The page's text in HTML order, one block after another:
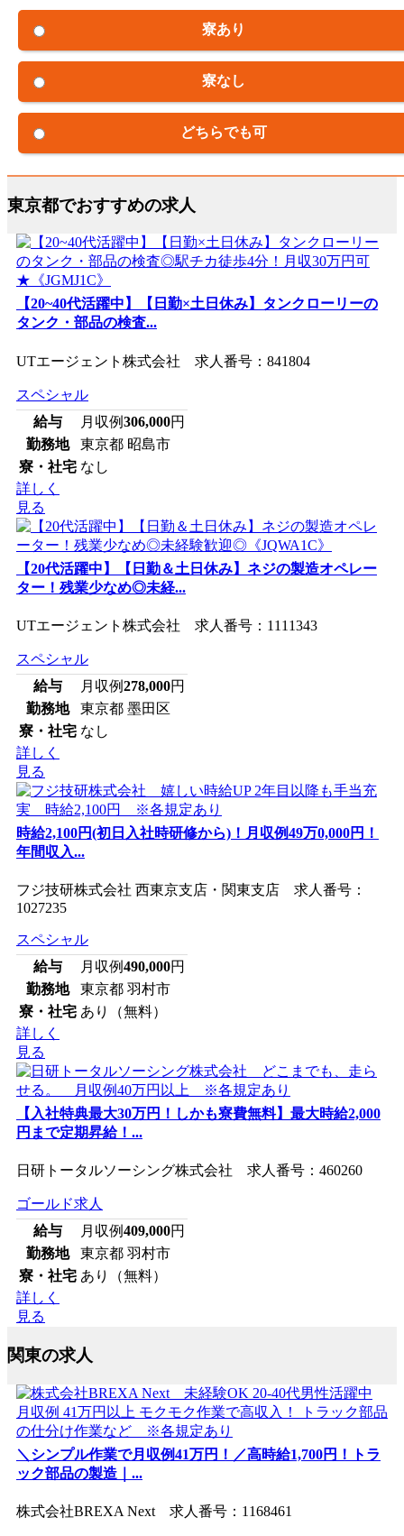
寮あり
寮なし
どちらでも可
東京都でおすすめの求人
【20~40代活躍中】【日勤×土日休み】タンクローリーの
タンク・部品の検査...
UTエージェント株式会社 求人番号：841804
スペシャル
給与
月収例306,000円
勤務地
東京都 昭島市
寮・社宅 なし
詳しく
見る
【20代活躍中】【日勤＆土日休み】ネジの製造オペレー
ター！残業少なめ◎未経...
UTエージェント株式会社 求人番号：1111343
スペシャル
給与
月収例278,000円
勤務地
東京都 墨田区
寮・社宅 なし
詳しく
見る
時給2,100円(初日入社時研修から)！月収例49万0,000円！
年間収入...
フジ技研株式会社 西東京支店・関東支店 求人番号：
1027235
スペシャル
給与
月収例490,000円
勤務地
東京都 羽村市
寮・社宅 あり（無料）
詳しく
見る
【入社特典最大30万円！しかも寮費無料】最大時給2,000
円まで定期昇給！...
日研トータルソーシング株式会社 求人番号：460260
ゴールド求人
給与
月収例409,000円
勤務地
東京都 羽村市
寮・社宅 あり（無料）
詳しく
見る
関東の求人
＼シンプル作業で月収例41万円！／高時給1,700円！トラ
ック部品の製造｜...
株式会社BREXA Next 求人番号：1168461